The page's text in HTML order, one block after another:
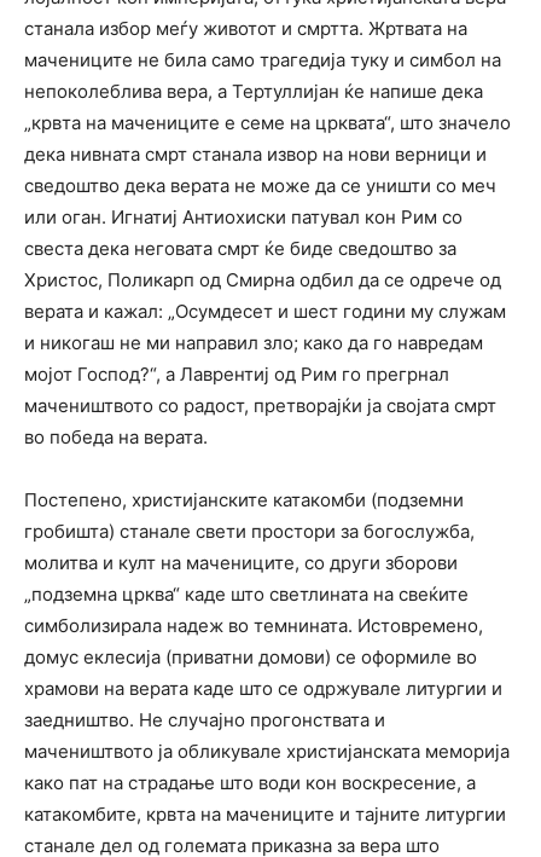
станала избор меѓу животот и смртта. Жртвата на
мачениците не била само трагедија туку и симбол на
непоколеблива вера, а Тертуллијан ќе напише дека
„крвта на мачениците е семе на црквата“, што значело
дека нивната смрт станала извор на нови верници и
сведоштво дека верата не може да се уништи со меч
или оган. Игнатиј Антиохиски патувал кон Рим со
свеста дека неговата смрт ќе биде сведоштво за
Христос, Поликарп од Смирна одбил да се одрече од
верата и кажал: „Осумдесет и шест години му служам
и никогаш не ми направил зло; како да го навредам
мојот Господ?“, а Лаврентиј од Рим го прегрнал
мачеништвото со радост, претворајќи ја својата смрт
во победа на верата.
Постепено, христијанските катакомби (подземни
гробишта) станале свети простори за богослужба,
молитва и култ на мачениците, со други зборови
„подземна црква“ каде што светлината на свеќите
симболизирала надеж во темнината. Истовремено,
домус еклесија (приватни домови) се оформиле во
храмови на верата каде што се одржувале литургии и
заедништво. Не случајно прогонствата и
мачеништвото ја обликувале христијанската меморија
како пат на страдање што води кон воскресение, а
катакомбите, крвта на мачениците и тајните литургии
станале дел од големата приказна за вера што